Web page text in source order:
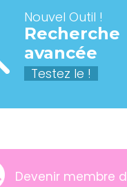
Nouvel Outil !
Recherche
avancée
Testez le !
Devenir membre